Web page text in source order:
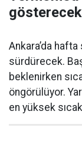
gösterecek
Ankara’da
sürdürecek.
beklenirken
öngörülüyor.
en yüksek